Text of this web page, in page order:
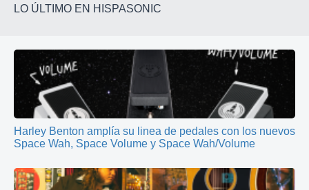
LO ÚLTIMO EN HISPASONIC
Harley Benton amplía su linea de pedales con los nuevos
Space Wah, Space Volume y Space Wah/Volume